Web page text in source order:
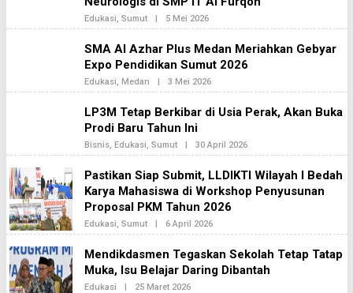
I
E
A
2
Edukasi, Sumut | 5 Mei 2026O
L
H
B
I
N
E
K
2
SMA Al Azhar Plus Medan Meriahkan Gebyar
Expo Pendidikan Sumut 2026
Edukasi, Medan | 3 Mei 2026O
L
H
I
N
E
K
A
2
LP3M Tetap Berkibar di Usia Perak, Akan Buka
Prodi Baru Tahun Ini
Bisnis, Edukasi, Sumut | 30 April 2026O
L
H
B
H
E
A
2
Pastikan Siap Submit, LLDIKTI Wilayah I Bedah
Karya Mahasiswa di Workshop Penyusunan
Proposal PKM Tahun 2026
Edukasi, Sumut | 6 April 2026O
L
H
B
H
Mendikdasmen Tegaskan Sekolah Tetap Tatap
Muka, Isu Belajar Daring Dibantah
Edukasi | 25 Maret 2026O